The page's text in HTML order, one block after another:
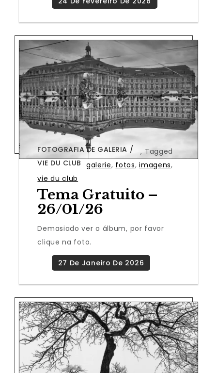
FOTOGRAFIA DE GALERIA
,
VIE DU CLUB
Tagged
galerie, fotos,imagens,
vie du club
Tema Gratuito –
26/01/26
Demasiado ver o álbum, por favor
clique na foto.